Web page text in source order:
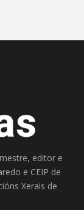
editor e
e CEIP de
Xerais de